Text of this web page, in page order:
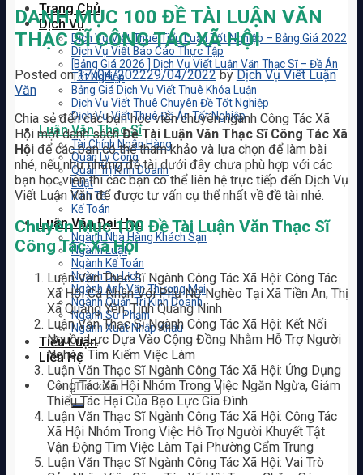
Trang Chủ
Dịch Vụ
Dịch Vụ Viết Thuê Tiểu Luận Tốt Nghiệp – Bảng Giá 2022
Dịch Vụ Viết Báo Cáo Thực Tập
[Bảng Giá 2026 ] Dịch Vụ Viết Luận Văn Thạc Sĩ – Đề Án
Tốt Nghiệp
Bảng Giá Dịch Vụ Viết Thuê Khóa Luận
Dịch Vụ Viết Thuê Chuyên Đề Tốt Nghiệp
Dịch Vụ Viết Thuê Đồ Án Tốt Nghiệp
Luận Văn Thạc Sĩ
Tài Chính Ngân Hàng
Quản Lý Công
Quản Trị Kinh Doanh
Luật
Kinh Tế
Kế Toán
Luận Văn Đại Học
Ngành Nhà Hàng Khách Sạn
Ngành Luật
Ngành Kế Toán
Ngành Du Lịch
Ngành Anh Văn Thương Mại
Ngành Quản Trị Kinh Doanh
Ngành Sư Phạm
Ngành Xuất Nhập Khẩu
Tiểu Luận
Liên Hệ
DANH MỤC 100 ĐỀ TÀI LUẬN VĂN
THẠC SĨ CÔNG TÁC XÃ HỘI
Posted on17/04/202229/04/2022byDịch Vụ Viết Luận
Văn
Chia sẻ đến các bạn học viên chuyên ngành Công Tác Xã
Hội một danh sáchĐề Tài Luận Văn Thạc Sĩ Công Tác Xã
Hộiđể các bạn có thể tham khảo và lựa chọn để làm bài
nhé, nếu như những đề tài dưới đây chưa phù hợp với các
bạn học viên thì các bạn có thể liên hệ trực tiếp đến Dịch Vụ
Viết Luận Văn để được tư vấn cụ thể nhất về đề tài nhé.
Chuyên Mục 100 Đề Tài Luận Văn Thạc Sĩ
Công Tác Xã Hội
Luận Văn Thạc Sĩ Ngành Công Tác Xã Hội: Công Tác
Xã Hội Cá Nhân Với Phụ Nữ Nghèo Tại Xã Tiền An, Thị
Xã Quảng Yên, Tỉnh Quảng Ninh
Luận Văn Thạc Sĩ Ngành Công Tác Xã Hội: Kết Nối
Nguồn Lực Dựa Vào Cộng Đồng Nhằm Hỗ Trợ Người
Nghèo Tìm Kiếm Việc Làm
Luận Văn Thạc Sĩ Ngành Công Tác Xã Hội: Ứng Dụng
Công Tác Xã Hội Nhóm Trong Việc Ngăn Ngừa, Giảm
Thiểu Tác Hại Của Bạo Lực Gia Đình
Luận Văn Thạc Sĩ Ngành Công Tác Xã Hội: Công Tác
Xã Hội Nhóm Trong Việc Hỗ Trợ Người Khuyết Tật
Vận Động Tìm Việc Làm Tại Phường Cẩm Trung
Luận Văn Thạc Sĩ Ngành Công Tác Xã Hội: Vai Trò